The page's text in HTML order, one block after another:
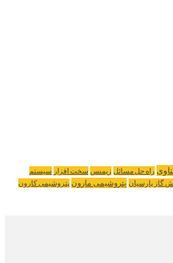
راه حل مسائل زیمنس سخت افزار سیستم
گاز پارسیان پتروشیمی مارون پتروشیمی کارون